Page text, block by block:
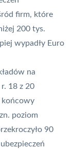
firm, które
200 tys.
wypadły Euro
na
18 z 20
końcowy
poziom
90